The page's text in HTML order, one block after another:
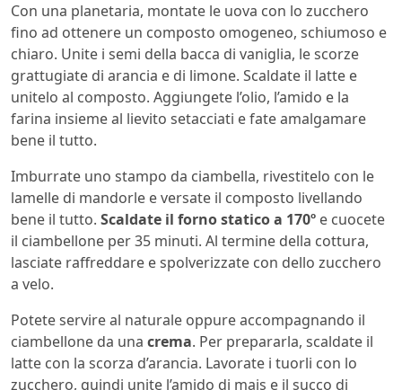
Con una planetaria, montate le uova con lo zucchero
fino ad ottenere un composto omogeneo, schiumoso e
chiaro. Unite i semi della bacca di vaniglia, le scorze
grattugiate di arancia e di limone. Scaldate il latte e
unitelo al composto. Aggiungete l’olio, l’amido e la
farina insieme al lievito setacciati e fate amalgamare
bene il tutto.
Imburrate uno stampo da ciambella, rivestitelo con le
lamelle di mandorle e versate il composto livellando
bene il tutto. Scaldate il forno statico a 170º e cuocete
il ciambellone per 35 minuti. Al termine della cottura,
lasciate raffreddare e spolverizzate con dello zucchero
a velo.
Potete servire al naturale oppure accompagnando il
ciambellone da una crema. Per prepararla, scaldate il
latte con la scorza d’arancia. Lavorate i tuorli con lo
zucchero, quindi unite l’amido di mais e il succo di